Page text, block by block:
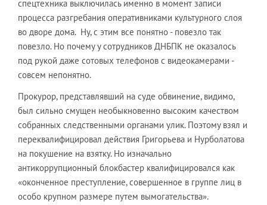
спецтехника выключилась именно в момент записи
процесса разгребания оперативниками культурного слоя
во дворе дома. Ну, с этим все понятно - повезло так
повезло. Но почему у сотрудников ДНБПК не оказалось
под рукой даже сотовых телефонов с видеокамерами -
совсем непонятно.
Прокурор, представлявший на суде обвинение, видимо,
был сильно смущен необыкновенно высоким качеством
собранных следственными органами улик. Поэтому взял и
переквалифицировал действия Григорьева и Нурболатова
на покушение на взятку. Но изначально
антикоррупционный блокбастер квалифицировался как
«оконченное преступление, совершенное в группе лиц в
особо крупном размере путем вымогательства».